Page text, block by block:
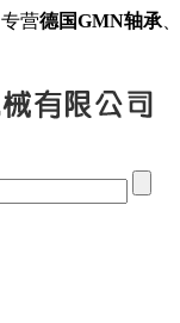
营德国GMN轴承